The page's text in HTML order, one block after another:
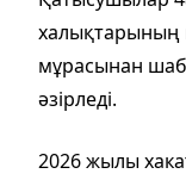
халықтарының
мұрасынан
әзірледі.
2026 жылы